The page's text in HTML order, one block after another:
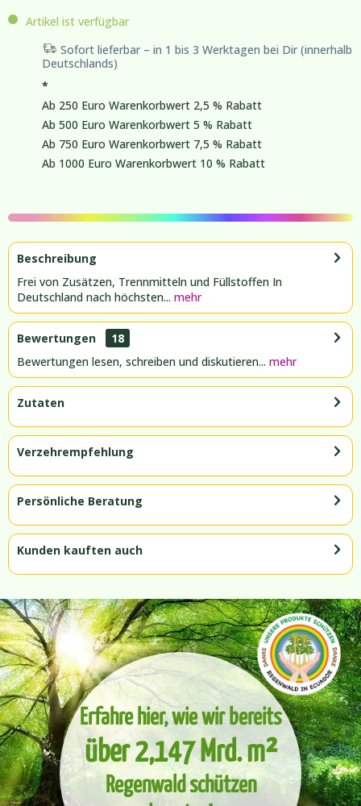
Artikel ist verfügbar
Sofort lieferbar – in 1 bis 3 Werktagen bei Dir (innerhalb
Deutschlands)
*
Ab 250 Euro Warenkorbwert 2,5 % Rabatt
Ab 500 Euro Warenkorbwert 5 % Rabatt
Ab 750 Euro Warenkorbwert 7,5 % Rabatt
Ab 1000 Euro Warenkorbwert 10 % Rabatt
Beschreibung
Frei von Zusätzen, Trennmitteln und Füllstoffen In
Deutschland nach höchsten... mehr
Bewertungen
18
Bewertungen lesen, schreiben und diskutieren... mehr
Zutaten
Verzehrempfehlung
Persönliche Beratung
Kunden kauften auch
Erfahre hier, wie wir bereits
über 2,147 Mrd. m²
Regenwald schützen